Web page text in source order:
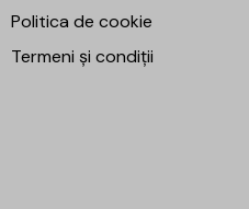
Politica de cookie
Termeni și condiții